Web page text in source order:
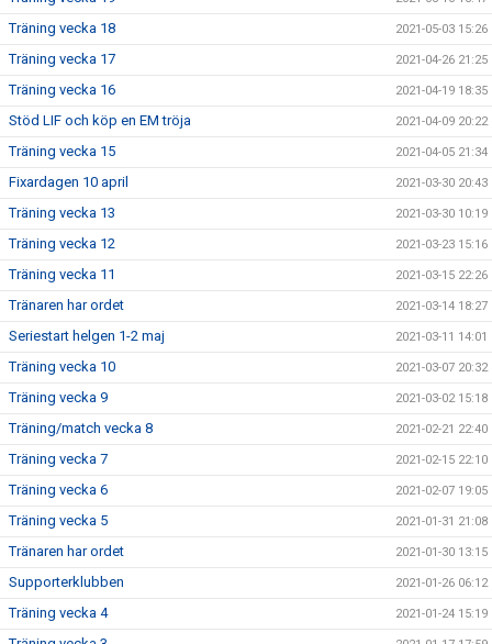
Träning vecka 18 2021-05-03 15:26
Träning vecka 17 2021-04-26 21:25
Träning vecka 16 2021-04-19 18:35
Stöd LIF och köp en EM tröja 2021-04-09 20:22
Träning vecka 15 2021-04-05 21:34
Fixardagen 10 april 2021-03-30 20:43
Träning vecka 13 2021-03-30 10:19
Träning vecka 12 2021-03-23 15:16
Träning vecka 11 2021-03-15 22:26
Tränaren har ordet 2021-03-14 18:27
Seriestart helgen 1-2 maj 2021-03-11 14:01
Träning vecka 10 2021-03-07 20:32
Träning vecka 9 2021-03-02 15:18
Träning/match vecka 8 2021-02-21 22:40
Träning vecka 7 2021-02-15 22:10
Träning vecka 6 2021-02-07 19:05
Träning vecka 5 2021-01-31 21:08
Tränaren har ordet 2021-01-30 13:15
Supporterklubben 2021-01-26 06:12
Träning vecka 4 2021-01-24 15:19